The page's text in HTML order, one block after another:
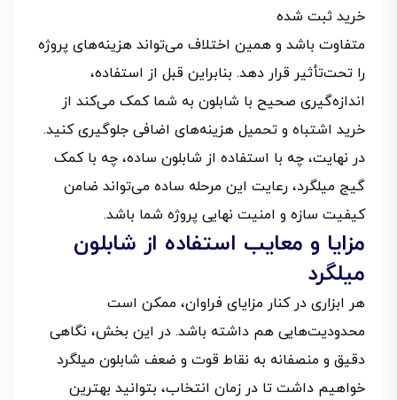
خرید ثبت شده
متفاوت باشد و همین اختلاف می‌تواند هزینه‌های پروژه
را تحت‌تأثیر قرار دهد. بنابراین قبل از استفاده،
اندازه‌گیری صحیح با شابلون به شما کمک می‌کند از
خرید اشتباه و تحمیل هزینه‌های اضافی جلوگیری کنید.
در نهایت، چه با استفاده از شابلون ساده، چه با کمک
گیج میلگرد، رعایت این مرحله ساده می‌تواند ضامن
کیفیت سازه و امنیت نهایی پروژه شما باشد.
مزایا و معایب استفاده از شابلون
میلگرد
هر ابزاری در کنار مزایای فراوان، ممکن است
محدودیت‌هایی هم داشته باشد. در این بخش، نگاهی
دقیق و منصفانه به نقاط قوت و ضعف شابلون میلگرد
خواهیم داشت تا در زمان انتخاب، بتوانید بهترین